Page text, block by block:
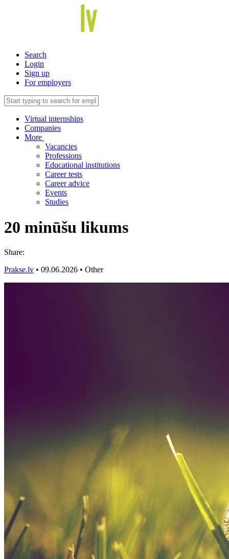
Search
Login
Sign up
For employers
Virtual internships
Companies
More
Vacancies
Professions
Educational institutions
Career tests
Career advice
Events
Studies
20 minūšu likums
Share:
Prakse.lv • 09.06.2026 • Other